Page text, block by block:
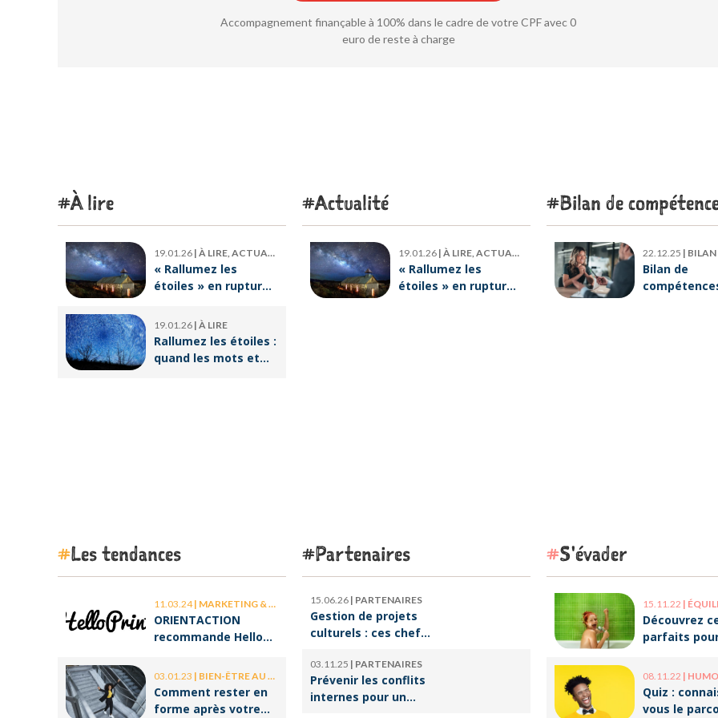
Accompagnement finançable à 100% dans le cadre de votre CPF avec 0
euro de reste à charge
À lire
19.01.26 | À LIRE, ACTUALITÉ
« Rallumez les
étoiles » en rupture
le livre d’Emeric
Lebreton dès
maintenant ?
19.01.26 | À LIRE
Rallumez les étoiles :
quand les mots et
Actualité
19.01.26 | À LIRE, ACTUALITÉ
« Rallumez les
étoiles » en rupture
Bilan de
22.12.25 | BILAN DE
Bilan de
Les tendances
11.03.24| MARKETING & COMMUNICATION
ORIENTACTION
recommande Hello
des stickers et des
brochures
03.01.23 | BIEN-ÊTRE AU TRAVAIL
Comment rester en
forme après votre
Partenaires
15.06.26 | PARTENAIRES
Gestion de projets
culturels : ces chefs
l’ombre qui font vivre
la culture
03.11.25 | PARTENAIRES
Prévenir les conflits
internes pour un
S'évader
15.11.22 | ÉQUILIBRE
Découvrez
parfaits
le travail !
08.11.22 |
Quiz :
vous le